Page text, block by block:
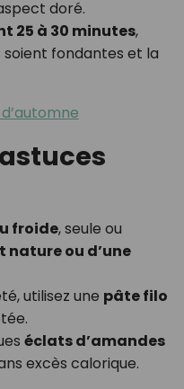
doré.
25 à 30 minutes,
soient fondantes et la
froide, seule ou
nature ou d’une
utilisez une pâte filo
éclats d’amandes
excès calorique.